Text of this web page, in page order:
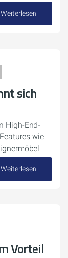
Weiterlesen
sich
High-End-
wie
Weiterlesen
Vorteil